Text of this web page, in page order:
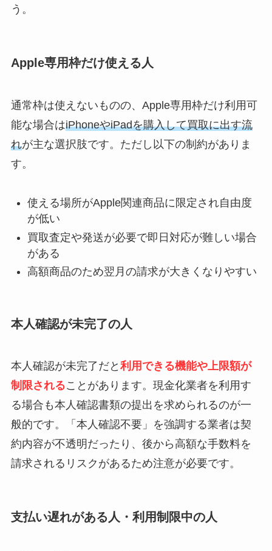
う。
Apple専用枠だけ使える人
通常枠は使えないものの、Apple専用枠だけ利用可
能な場合はiPhoneやiPadを購入して買取に出す流
れが主な選択肢です。ただし以下の制約がありま
す。
使える場所がApple関連商品に限定され自由度
が低い
買取査定や発送が必要で即日対応が難しい場合
がある
高額商品のため翌月の請求が大きくなりやすい
本人確認が未完了の人
本人確認が未完了だと 利用できる機能や上限額が
制限されることがあります。現金化業者を利用す
る場合も本人確認書類の提出を求められるのが一
般的です。「本人確認不要」を強調する業者は契
約内容が不透明だったり、後から高額な手数料を
請求されるリスクがあるため注意が必要です。
支払い遅れがある人・利用制限中の人